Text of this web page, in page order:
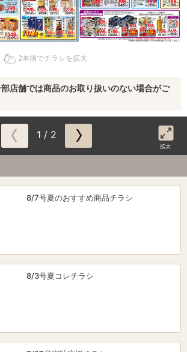
2本指でチラシを拡大
店舗では商品のお取り扱いのない場合がご
1 / 2
拡大
8/7号夏のおすすめ商品チラシ
8/3号夏コレチラシ